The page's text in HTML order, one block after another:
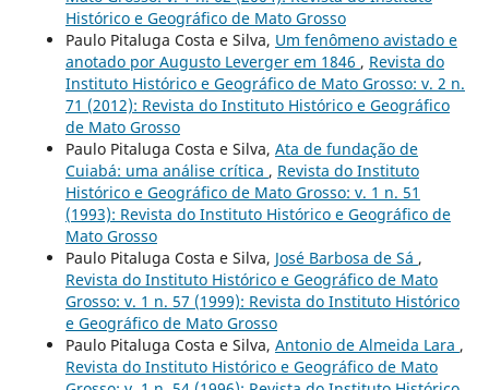
Histórico e Geográfico de Mato Grosso
Paulo Pitaluga Costa e Silva, Um fenômeno avistado e
anotado por Augusto Leverger em 1846 , Revista do
Instituto Histórico e Geográfico de Mato Grosso: v. 2 n.
71 (2012): Revista do Instituto Histórico e Geográfico
de Mato Grosso
Paulo Pitaluga Costa e Silva, Ata de fundação de
Cuiabá: uma análise crítica , Revista do Instituto
Histórico e Geográfico de Mato Grosso: v. 1 n. 51
(1993): Revista do Instituto Histórico e Geográfico de
Mato Grosso
Paulo Pitaluga Costa e Silva, José Barbosa de Sá ,
Revista do Instituto Histórico e Geográfico de Mato
Grosso: v. 1 n. 57 (1999): Revista do Instituto Histórico
e Geográfico de Mato Grosso
Paulo Pitaluga Costa e Silva, Antonio de Almeida Lara ,
Revista do Instituto Histórico e Geográfico de Mato